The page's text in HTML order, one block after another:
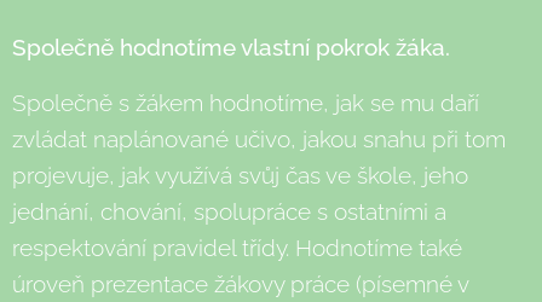
Společně hodnotíme vlastní pokrok žáka.
Společně s žákem hodnotíme, jak se mu daří
zvládat naplánované učivo, jakou snahu při tom
projevuje, jak využívá svůj čas ve škole, jeho
jednání, chování, spolupráce s ostatními a
respektování pravidel třídy. Hodnotíme také
úroveň prezentace žákovy práce (písemné v